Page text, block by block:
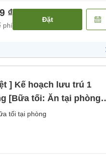
₫
phí
Đặt
] Kế hoạch lưu trú 1
[Bữa tối: Ăn tại phòng /
[Bữa tối]
tối tại phòng